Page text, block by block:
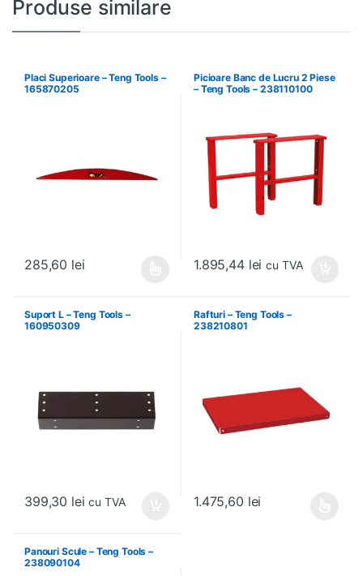
Produse similare
Placi Superioare – Teng Tools –
165870205
285,60 lei
Picioare Banc de Lucru 2 Piese
– Teng Tools – 238110100
1.895,44 lei cu TVA
Suport L – Teng Tools –
160950309
399,30 lei cu TVA
Rafturi – Teng Tools –
238210801
1.475,60 lei
Panouri Scule – Teng Tools –
238090104